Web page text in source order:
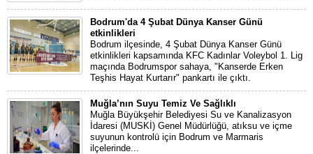
Bodrum'da 4 Şubat Dünya Kanser Günü
etkinlikleri
Bodrum ilçesinde, 4 Şubat Dünya Kanser Günü
etkinlikleri kapsamında KFC Kadınlar Voleybol 1. Lig
maçında Bodrumspor sahaya, "Kanserde Erken
Teşhis Hayat Kurtarır" pankartı ile çıktı.
Muğla’nın Suyu Temiz Ve Sağlıklı
Muğla Büyükşehir Belediyesi Su ve Kanalizasyon
İdaresi (MUSKİ) Genel Müdürlüğü, atıksu ve içme
suyunun kontrolü için Bodrum ve Marmaris
ilçelerinde...